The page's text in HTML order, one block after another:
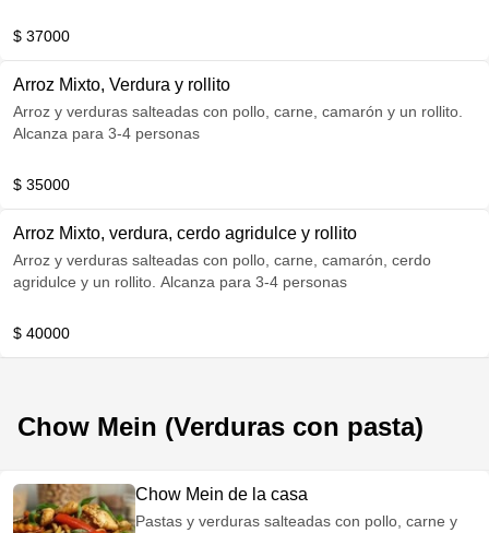
$ 37000
Arroz Mixto, Verdura y rollito
Arroz y verduras salteadas con pollo, carne, camarón y un rollito.
Alcanza para 3-4 personas
$ 35000
Arroz Mixto, verdura, cerdo agridulce y rollito
Arroz y verduras salteadas con pollo, carne, camarón, cerdo
agridulce y un rollito. Alcanza para 3-4 personas
$ 40000
Chow Mein (Verduras con pasta)
Chow Mein de la casa
Pastas y verduras salteadas con pollo, carne y